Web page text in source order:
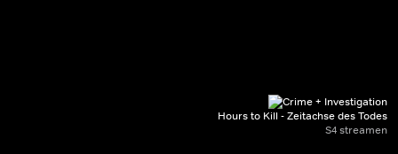
Hours to Kill - Zeitachse des Todes
S4 streamen